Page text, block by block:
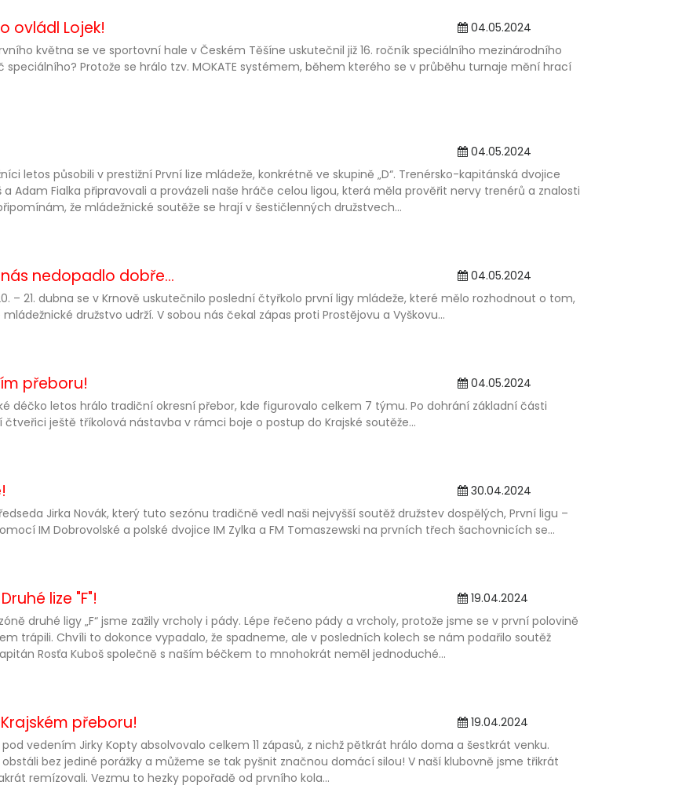
ovládl Lojek!
04.05.2024
května se ve sportovní hale v Českém Těšíne uskutečnil již 16. ročník speciálního mezinárodního
speciálního? Protože se hrálo tzv. MOKATE systémem, během kterého se v průběhu turnaje mění hrací
04.05.2024
letos působili v prestižní První lize mládeže, konkrétně ve skupině „D“. Trenérsko-kapitánská dvojice
a Adam Fialka připravovali a provázeli naše hráče celou ligou, která měla prověřit nervy trenérů a znalosti
že mládežnické soutěže se hrají v šestičlenných družstvech...
nedopadlo dobře...
04.05.2024
– 21. dubna se v Krnově uskutečnilo poslední čtyřkolo první ligy mládeže, které mělo rozhodnout o tom,
mládežnické družstvo udrží. V sobou nás čekal zápas proti Prostějovu a Vyškovu...
přeboru!
04.05.2024
déčko letos hrálo tradiční okresní přebor, kde figurovalo celkem 7 týmu. Po dohrání základní části
čtveřici ještě tříkolová nástavba v rámci boje o postup do Krajské soutěže...
30.04.2024
Jirka Novák, který tuto sezónu tradičně vedl naši nejvyšší soutěž družstev dospělých, První ligu –
IM Dobrovolské a polské dvojice IM Zylka a FM Tomaszewski na prvních třech šachovnicích se...
lize "F"!
19.04.2024
druhé ligy „F“ jsme zažily vrcholy i pády. Lépe řečeno pády a vrcholy, protože jsme se v první polovině
trápili. Chvíli to dokonce vypadalo, že spadneme, ale v posledních kolech se nám podařilo soutěž
Rosťa Kuboš společně s naším béčkem to mnohokrát neměl jednoduché...
přeboru!
19.04.2024
vedením Jirky Kopty absolvovalo celkem 11 zápasů, z nichž pětkrát hrálo doma a šestkrát venku.
bez jediné porážky a můžeme se tak pyšnit značnou domácí silou! V naší klubovně jsme třikrát
remízovali. Vezmu to hezky popořadě od prvního kola...